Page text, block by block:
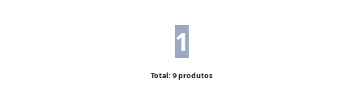
1
Total: 9 produtos